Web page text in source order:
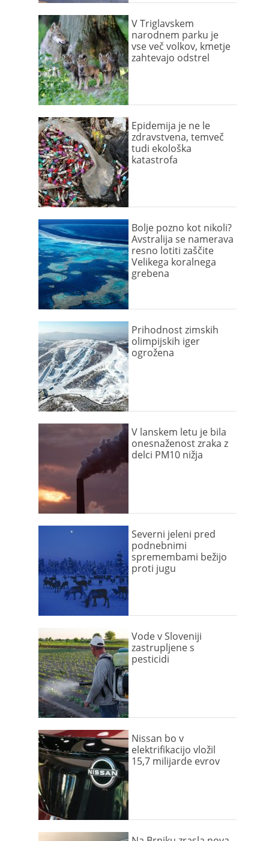
V Triglavskem
narodnem parku je
vse več volkov, kmetje
zahtevajo odstrel
Epidemija je ne le
zdravstvena, temveč
tudi ekološka
katastrofa
Bolje pozno kot nikoli?
Avstralija se namerava
resno lotiti zaščite
Velikega koralnega
grebena
Prihodnost zimskih
olimpijskih iger
ogrožena
V lanskem letu je bila
onesnaženost zraka z
delci PM10 nižja
Severni jeleni pred
podnebnimi
spremembami bežijo
proti jugu
Vode v Sloveniji
zastrupljene s
pesticidi
Nissan bo v
elektrifikacijo vložil
15,7 milijarde evrov